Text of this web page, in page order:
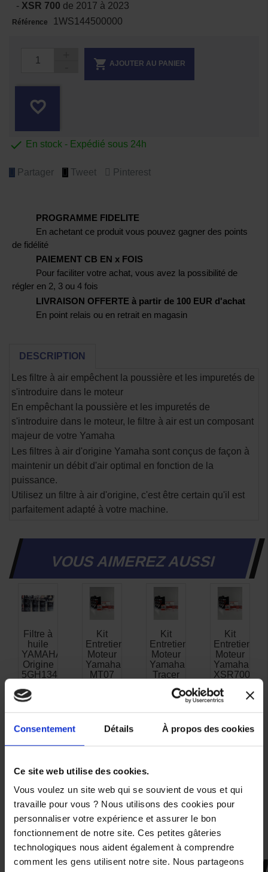
Consentement Détails À propos des cookies
Ce site web utilise des cookies.
Vous voulez un site web qui se souvient de vous et qui
travaille pour vous ? Nous utilisons des cookies pour
personnaliser votre expérience et assurer le bon
fonctionnement de notre site. Ces petites gâteries
technologiques nous aident également à comprendre
comment les gens utilisent notre site. Nous partageons
- XSR 700 de 2017 à 2023
Référence 1WS144500000
 AJOUTER AU PANIER
favorite_border
 En stock - Expédié sous 24h
Partager Tweet Pinterest
PROGRAMME FIDELITE
En achetant ce produit vous pouvez gagner des points
de fidélité
PAIEMENT CB EN x FOIS
Pour faciliter votre achat, vous avez la possibilité de
régler en 2, 3 ou 4 fois
LIVRAISON OFFERTE à partir de 100 EUR d'achat
En point relais ou en retrait en magasin
DESCRIPTION
Les filtre à air empêchent la poussière et les impuretés de
s'introduire dans le moteur
En empêchant la poussière et les impuretés de
s'introduire dans le moteur, le filtre à air est un composant
majeur de votre Yamaha
Les filtres à air d'origine Yamaha sont conçus de façon à
maintenir un débit d'air optimal en fonction de la
puissance.
Utilisez un filtre à air d'origine, c'est être certain qu'il est
parfaitement adapté à votre machine.
VOUS AIMEREZ AUSSI
Filtre à
huile
YAMAHA
Origine
5GH134409000
19,00 €
Kit
Entretien
Moteur
Yamaha
MT07
123,00 €
Kit
Entretien
Moteur
Yamaha
Tracer
à 2024
123,00 €
Kit
Entretien
Moteur
Yamaha
XSR700
2017 à
2024
123,00 €
Précédent Suivant